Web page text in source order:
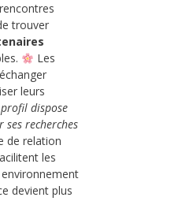
trouver
Les
leurs
dispose
ses recherches
de relation
les
devient plus